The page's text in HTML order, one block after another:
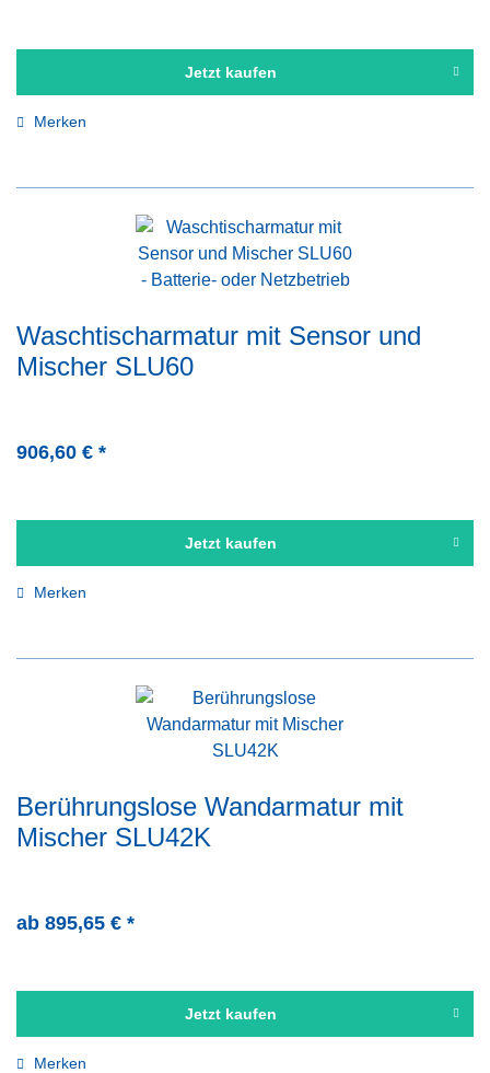
Jetzt kaufen
Merken
Waschtischarmatur mit Sensor und
Mischer SLU60
906,60 € *
Jetzt kaufen
Merken
Berührungslose Wandarmatur mit
Mischer SLU42K
ab 895,65 € *
Jetzt kaufen
Merken